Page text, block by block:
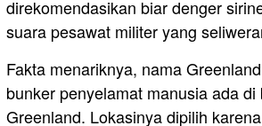
direkomendasikan biar denger
suara pesawat militer yang
Fakta menariknya, nama
bunker penyelamat manusia ada di
Greenland. Lokasinya dipilih